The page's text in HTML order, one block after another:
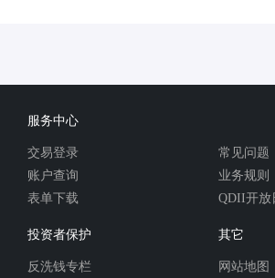
服务中心
交易登录
账户查询
表单下载
常见问题
业务规则
QDII开放
投资者保护
反洗钱专栏
其它
网站地图